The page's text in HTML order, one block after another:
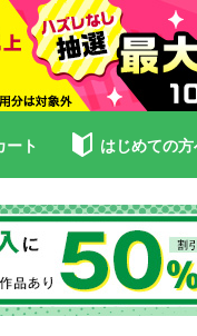
ート はじめての方